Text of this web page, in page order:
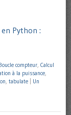
Python :
compteur, Calcul
à la puissance,
, tabulate
Un